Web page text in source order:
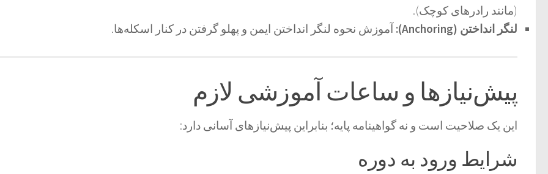
(مانند رادرهای کوچک).
لنگر انداختن (Anchoring):
آموزش نحوه لنگر انداختن ایمن و پهلو گرفتن در کنار اسکله‌ها.
پیش‌نیازها و ساعات آموزشی لازم
این یک صلاحیت است و نه گواهینامه پایه؛ بنابراین پیش‌نیازهای آسانی دارد:
شرایط ورود به دوره